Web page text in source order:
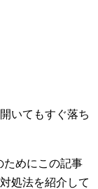
いてもすぐ落ち
ためにこの記事
処法を紹介して